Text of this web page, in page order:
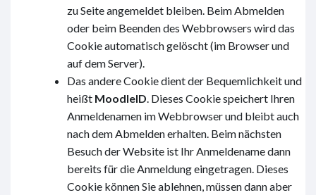
zu Seite angemeldet bleiben. Beim Abmelden
oder beim Beenden des Webbrowsers wird das
Cookie automatisch gelöscht (im Browser und
auf dem Server).
Das andere Cookie dient der Bequemlichkeit und
heißt MoodleID. Dieses Cookie speichert Ihren
Anmeldenamen im Webbrowser und bleibt auch
nach dem Abmelden erhalten. Beim nächsten
Besuch der Website ist Ihr Anmeldename dann
bereits für die Anmeldung eingetragen. Dieses
Cookie können Sie ablehnen, müssen dann aber